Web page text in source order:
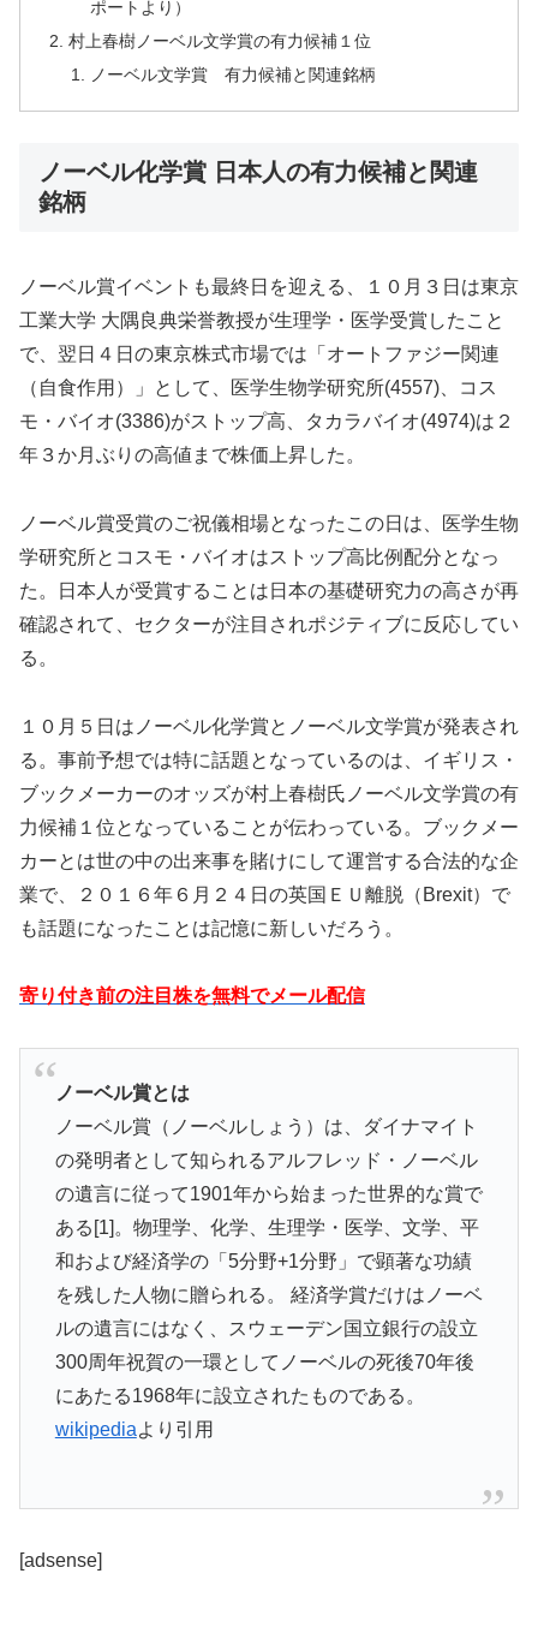
ポートより）
村上春樹ノーベル文学賞の有力候補１位
ノーベル文学賞 有力候補と関連銘柄
ノーベル化学賞 日本人の有力候補と関連
銘柄
ノーベル賞イベントも最終日を迎える、１０月３日は東京
工業大学 大隅良典栄誉教授が生理学・医学受賞したこと
で、翌日４日の東京株式市場では「オートファジー関連
（自食作用）」として、医学生物学研究所(4557)、コス
モ・バイオ(3386)がストップ高、タカラバイオ(4974)は２
年３か月ぶりの高値まで株価上昇した。
ノーベル賞受賞のご祝儀相場となったこの日は、医学生物
学研究所とコスモ・バイオはストップ高比例配分となっ
た。日本人が受賞することは日本の基礎研究力の高さが再
確認されて、セクターが注目されポジティブに反応してい
る。
１０月５日はノーベル化学賞とノーベル文学賞が発表され
る。事前予想では特に話題となっているのは、イギリス・
ブックメーカーのオッズが村上春樹氏ノーベル文学賞の有
力候補１位となっていることが伝わっている。ブックメー
カーとは世の中の出来事を賭けにして運営する合法的な企
業で、２０１６年６月２４日の英国ＥＵ離脱（Brexit）で
も話題になったことは記憶に新しいだろう。
寄り付き前の注目株を無料でメール配信
ノーベル賞とは
ノーベル賞（ノーベルしょう）は、ダイナマイト
の発明者として知られるアルフレッド・ノーベル
の遺言に従って1901年から始まった世界的な賞で
ある[1]。物理学、化学、生理学・医学、文学、平
和および経済学の「5分野+1分野」で顕著な功績
を残した人物に贈られる。 経済学賞だけはノーベ
ルの遺言にはなく、スウェーデン国立銀行の設立
300周年祝賀の一環としてノーベルの死後70年後
にあたる1968年に設立されたものである。
wikipediaより引用
[adsense]